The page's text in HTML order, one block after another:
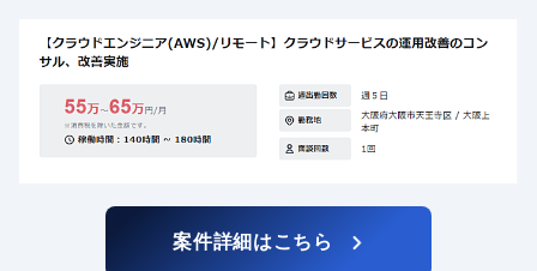
案件詳細はこちら